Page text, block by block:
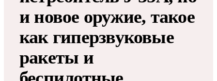
и новое оружие, такое
как гиперзвуковые
ракеты и